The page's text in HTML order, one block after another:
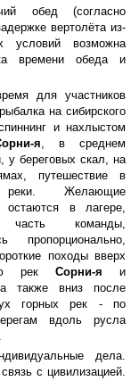
обед (согласно
вертолёта из-
условий возможна
времени обеда и
для участников
на сибирского
и нахлыстом
я, в среднем
у береговых скал, на
путешествие в
реки. Желающие
остаются в лагере,
часть команды,
пропорционально,
походы вверх
рекСорни-я и
также вниз после
горных рек - по
вдоль русла
дела.
с цивилизацией.